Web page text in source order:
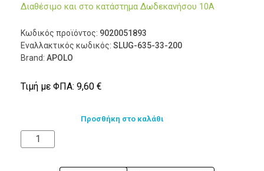
Διαθέσιμο και στο κατάστημα Δωδεκανήσου 10Α
Κωδικός προϊόντος: 9020051893
Εναλλακτικός κωδικός: SLUG-635-33-200
Brand: APOLO
Τιμή με ΦΠΑ: 9,60 €
Προσθήκη στο καλάθι